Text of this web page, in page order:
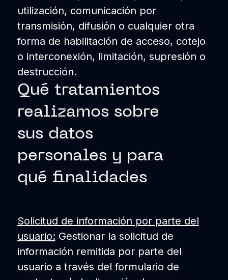
utilización, comunicación por
transmisión, difusión o cualquier otra
forma de habilitación de acceso, cotejo
o interconexión, limitación, supresión o
destrucción.
Qué tratamientos
realizamos sobre
sus datos
personales y para
qué finalidades
Solicitud de información por parte del
usuario: Gestionar la solicitud de
información remitida por parte del
usuario a través del formulario de